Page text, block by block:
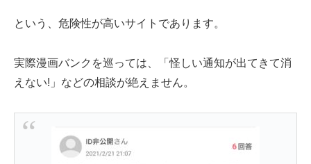
という、危険性が高いサイトであります。
実際漫画バンクを巡っては、「怪しい通知が出てきて消
えない!」などの相談が絶えません。